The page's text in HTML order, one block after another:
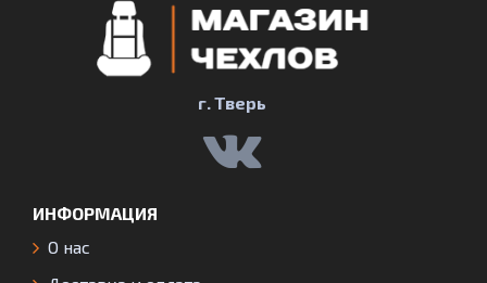
г. Тверь
ИНФОРМАЦИЯ
О нас